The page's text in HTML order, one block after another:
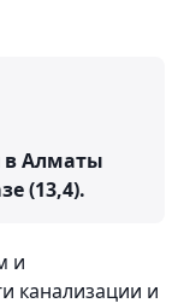
в Алматы
(13,4).
и
канализации и